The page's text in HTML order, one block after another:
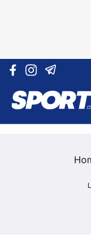
Vai al contenuto